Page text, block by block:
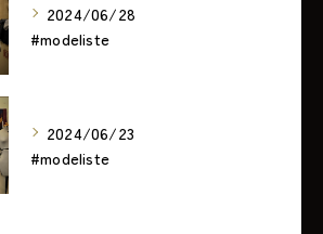
2024/06/28
#modeliste
2024/06/23
#modeliste